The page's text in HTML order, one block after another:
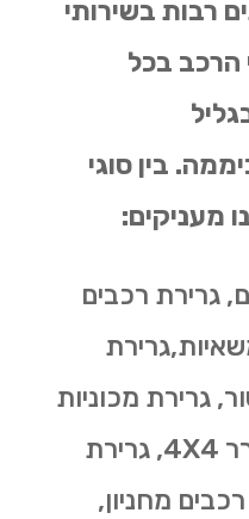
רבות בשירותי
הרכב בכל
ביממה. בין סוגי
מעניקים:
גרירת רכבים
גרירת מכוניות
יוקרה, גרירת שטח, גרר 4X4, גרירת
מחניון,